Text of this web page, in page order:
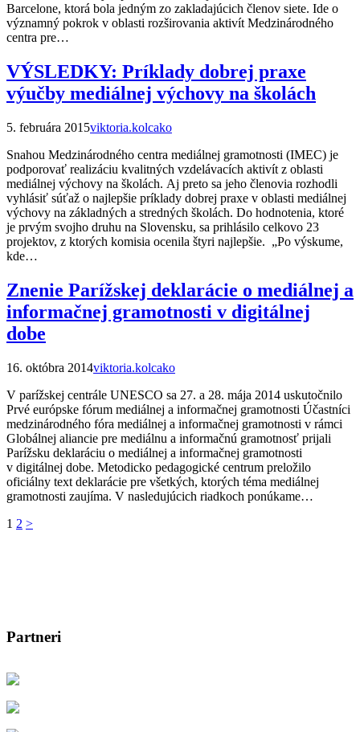
Barcelone, ktorá bola jedným zo zakladajúcich členov siete. Ide o
významný pokrok v oblasti rozširovania aktivít Medzinárodného
centra pre…
VÝSLEDKY: Príklady dobrej praxe
výučby mediálnej výchovy na školách
5. februára 2015viktoria.kolcako
Snahou Medzinárodného centra mediálnej gramotnosti (IMEC) je
podporovať realizáciu kvalitných vzdelávacích aktivít z oblasti
mediálnej výchovy na školách. Aj preto sa jeho členovia rozhodli
vyhlásiť súťaž o najlepšie príklady dobrej praxe v oblasti mediálnej
výchovy na základných a stredných školách. Do hodnotenia, ktoré
je prvým svojho druhu na Slovensku, sa prihlásilo celkovo 23
projektov, z ktorých komisia ocenila štyri najlepšie. „Po výskume,
kde…
Znenie Parížskej deklarácie o mediálnej a
informačnej gramotnosti v digitálnej
dobe
16. októbra 2014viktoria.kolcako
V parížskej centrále UNESCO sa 27. a 28. mája 2014 uskutočnilo
Prvé európske fórum mediálnej a informačnej gramotnosti Účastníci
medzinárodného fóra mediálnej a informačnej gramotnosti v rámci
Globálnej aliancie pre mediálnu a informačnú gramotnosť prijali
Parížsku deklaráciu o mediálnej a informačnej gramotnosti
v digitálnej dobe. Metodicko pedagogické centrum preložilo
oficiálny text deklarácie pre všetkých, ktorých téma mediálnej
gramotnosti zaujíma. V nasledujúcich riadkoch ponúkame…
Stránkovanie
1 2 >
Partneri